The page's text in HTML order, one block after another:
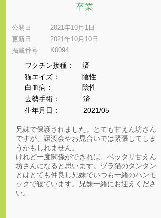
卒業
公開日
更新日
​掲載番号
2021年10月1日
2021年10月10日
K0094
ワクチン接種：
猫エイズ：
​白血病：
​去勢手術：
生年月日：
済
陰性
陰性
済
2021/05
兄妹で保護されました。とても甘えん坊さん
ですが、譲渡会やお見合いでは緊張してしま
うかもしれません。
けれど一度関係ができれば、ベッタリ甘えん
坊さんになると思います。ヅラ猫のタンタン
とはとても仲良し兄妹でいつも一緒のハンモ
ックで寝ています。兄妹一緒にお迎えくださ
い。